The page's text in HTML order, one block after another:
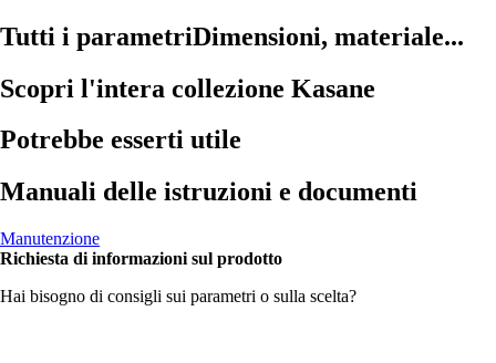
Tutti i parametriDimensioni, materiale...
Scopri l'intera collezione Kasane
Potrebbe esserti utile
Manuali delle istruzioni e documenti
Manutenzione
Richiesta di informazioni sul prodotto
Hai bisogno di consigli sui parametri o sulla scelta?